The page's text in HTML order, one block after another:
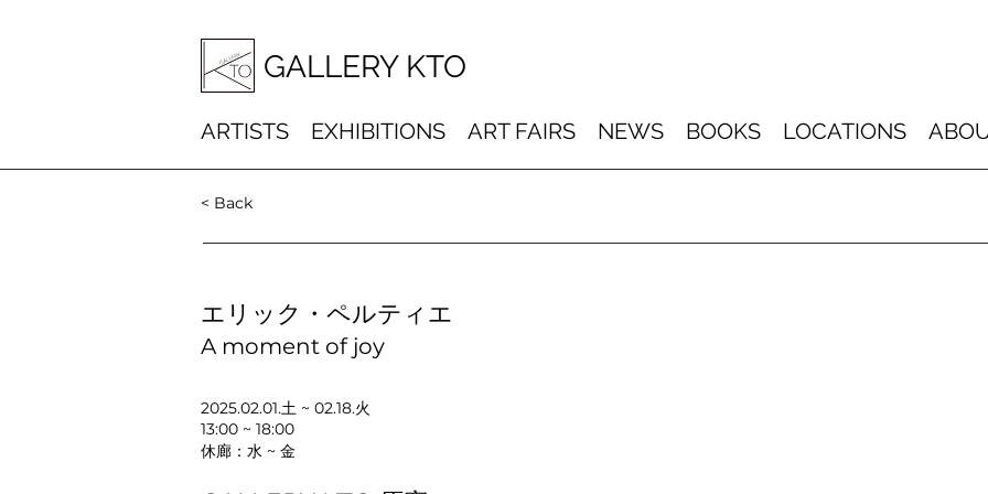
GALLERY KTO
ARTISTS EXHIBITIONS ART FAIRS NEWS BOOKS LOCATIONS
< Back
エリック・ペルティエ
A moment of joy
2025.02.01.土 ~ 02.18.火
13:00 ~ 18:00
休廊：水 ~ 金